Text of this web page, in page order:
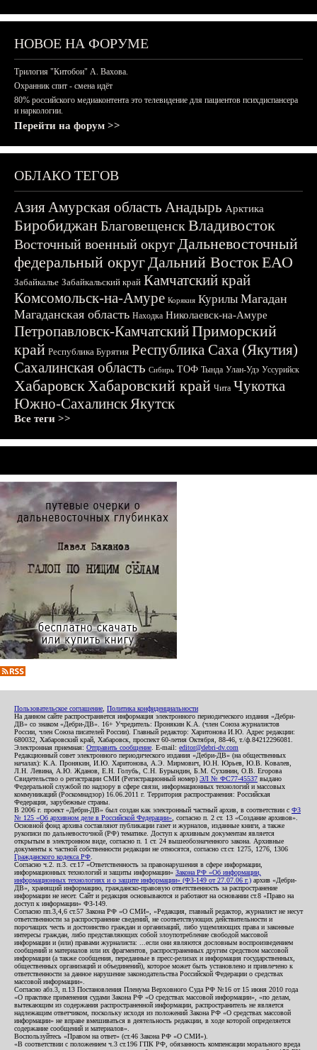
НОВОЕ НА ФОРУМЕ
Трилогия "Китобои" А. Вахова.
Охранник спит - смена идёт
80% российского медиаконтента это телевидение для пациентов психдиспансера
и наркологии.
Перейти на форум >>
ОБЛАКО ТЕГОВ
АзияАмурская область Анадырь Арктика
БиробиджанБлаговещенскВладивосток
Восточный военный округДальневосточный
федеральный округДальний ВостокЕАО
Забайкалье Забайкальский край Камчатский край
Комсомольск-на-Амуре Корякия Курилы Магадан
Магаданская область Находка Николаевск-на-Амуре
Петропавловск-КамчатскийПриморский
край Республика Бурятия Республика Саха (Якутия)
Сахалинская область Сибирь ТОФ Тында Улан-Удэ Уссурийск
ХабаровскХабаровский край Чита Чукотка
Южно-СахалинскЯкутск
Все теги >>
Пользовательское соглашение Политика конфиденциальности
На данном сайте распространяется информация электронного периодического издания «Дебри-
ДВ» со знаком «Дебри-ДВ». 16+ Учредитель: Пронякин К.А. (член Союза журналистов
России, член Союза писателей России). Главный редактор: Харитонова И.Ю. Адрес редакции:
680032, Хабаровский край, Хабаровск, проспект 60-летия Октября, 88-46, т./ф.84212296081.
Электронная приемная: Отправить сообщение . E-mail: editor@debri-dv.com
Редакционный совет электронного периодического издания «Дебри-ДВ» (на общественных
началах): К.А. Пронякин, И.Ю. Харитонова, А.Э. Мирмович, Ю.Н. Юрьев, Ю.В. Ковалев,
Л.Н. Левина, А.Ю. Жданов, Е.Н. Голубь, С.Н. Бурындин, Б.М. Сухинин, О.В. Егорова
Свидетельство о регистрации СМИ (Регистрационный номер) ЭЛ № ФС77-45537 выдано
Федеральной службой по надзору в сфере связи, информационных технологий и массовых
коммуникаций (Роскомнадзор) 16.06.2011 г. Территория распространения: Российская
Федерация, зарубежные страны.
В 2006 г. проект «Дебри-ДВ» был создан как электронный частный архив, в соответствии с ФЗ
№ 125 «Об архивном деле в Российской Федерации» , согласно п. 2 ст. 13 «Создание архивов».
Основной фонд архива составляют публикации газет и журналов, изданные книги, а также
рукописи по дальневосточной (РФ) тематике. Доступ к архивным документам является
открытым в электронном виде, согласно п. 1 ст. 24 вышеобозначенного закона. Архивные
документы к частной собственности редакции не относятся, согласно ст.ст. 1275, 1276, 1306
Гражданского кодекса РФ
Согласно ч.2. п.3. ст.17 «Ответственность за правонарушения в сфере информации,
информационных технологий и защиты информации» Закона РФ «Об информации,
информационных технологиях и о защите информации» (ФЗ-149 от 27.07.06 г.) архив «Дебри-
ДВ», хранящий информацию, гражданско-правовую ответственность за распространение
информации не несет. Сайт и редакция основываются и работают на основании ст.8 «Право на
доступ к информации» ФЗ-149.
Согласно пп.3,4,6 ст.57 Закона РФ «О СМИ», «Редакция, главный редактор, журналист не несут
ответственности за распространение сведений, не соответствующих действительности и
порочащих честь и достоинство граждан и организаций, либо ущемляющих права и законные
интересы граждан, либо представляющих собой злоупотребление свободой массовой
информации и (или) правами журналиста: ...если они являются дословным воспроизведением
сообщений и материалов или их фрагментов, распространенных другим средством массовой
информации (а также сообщения, переданные в пресс-релизах и информация государственных,
общественных организаций и объединений), которое может быть установлено и привлечено к
ответственности за данное нарушение законодательства Российской Федерации о средствах
массовой информации».
Согласно абз.3, п.13 Постановления Пленума Верховного Суда РФ №16 от 15 июня 2010 года
«О практике применения судами Закона РФ «О средствах массовой информации», «по делам,
вытекающим из содержания распространенной информации, распространитель не является
надлежащим ответчиком, поскольку исходя из положений Закона РФ «О средствах массовой
информации» не вправе вмешиваться в деятельность редакции, в ходе которой определяется
содержание сообщений и материалов».
Воспользуйтесь «Правом на ответ» (ст.46 Закона РФ «О СМИ»).
«В соответствии с положением ч.3 ст.196 ГПК РФ, обязанность компенсации морального вреда